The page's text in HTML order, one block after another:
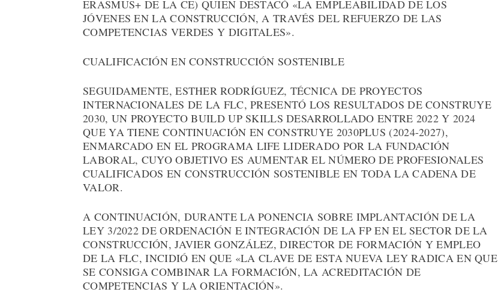
ERASMUS+ DE LA CE) QUIEN DESTACÓ «LA EMPLEABILIDAD DE LOS
JÓVENES EN LA CONSTRUCCIÓN, A TRAVÉS DEL REFUERZO DE LAS
COMPETENCIAS VERDES Y DIGITALES».
CUALIFICACIÓN EN CONSTRUCCIÓN SOSTENIBLE
SEGUIDAMENTE, ESTHER RODRÍGUEZ, TÉCNICA DE PROYECTOS
INTERNACIONALES DE LA FLC, PRESENTÓ LOS RESULTADOS DE CONSTRUYE
2030, UN PROYECTO BUILD UP SKILLS DESARROLLADO ENTRE 2022 Y 2024
QUE YA TIENE CONTINUACIÓN EN CONSTRUYE 2030PLUS (2024-2027),
ENMARCADO EN EL PROGRAMA LIFE LIDERADO POR LA FUNDACIÓN
LABORAL, CUYO OBJETIVO ES AUMENTAR EL NÚMERO DE PROFESIONALES
CUALIFICADOS EN CONSTRUCCIÓN SOSTENIBLE EN TODA LA CADENA DE
VALOR.
A CONTINUACIÓN, DURANTE LA PONENCIA SOBRE IMPLANTACIÓN DE LA
LEY 3/2022 DE ORDENACIÓN E INTEGRACIÓN DE LA FP EN EL SECTOR DE LA
CONSTRUCCIÓN, JAVIER GONZÁLEZ, DIRECTOR DE FORMACIÓN Y EMPLEO
DE LA FLC, INCIDIÓ EN QUE «LA CLAVE DE ESTA NUEVA LEY RADICA EN QUE
SE CONSIGA COMBINAR LA FORMACIÓN, LA ACREDITACIÓN DE
COMPETENCIAS Y LA ORIENTACIÓN».